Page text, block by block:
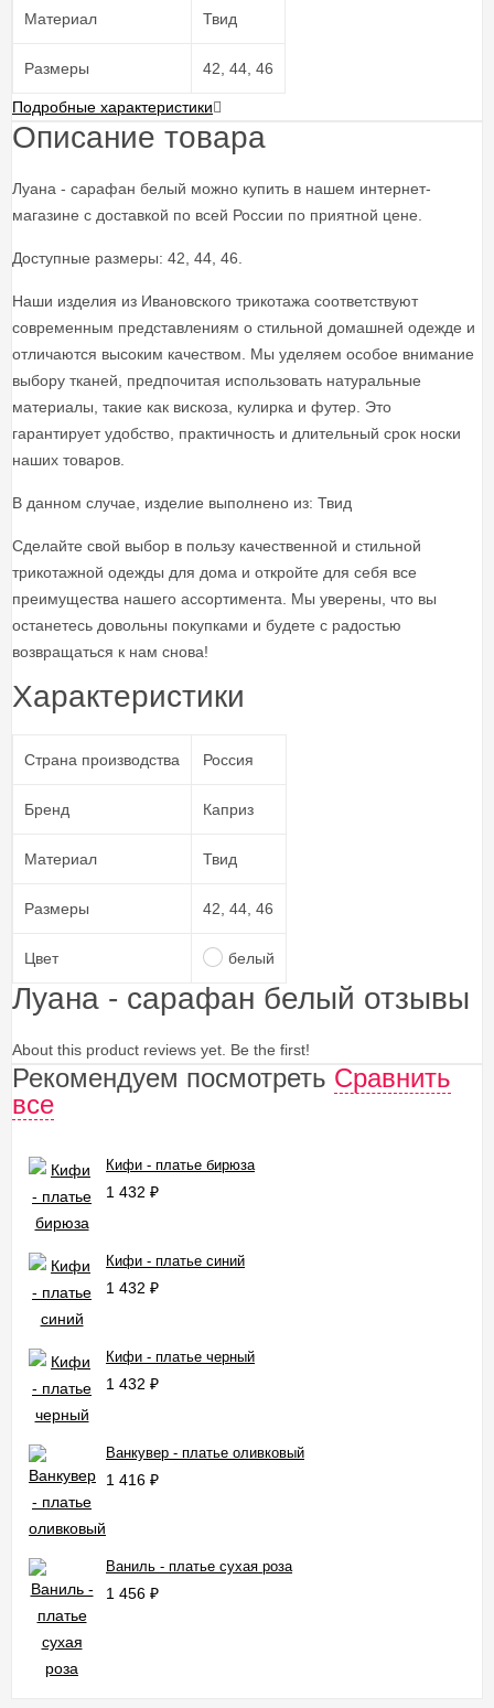
Материал Твид
Размеры 42, 44, 46
Подробные характеристики
Описание товара
Луана - сарафан белый можно купить в нашем интернет-
магазине с доставкой по всей России по приятной цене.
Доступные размеры: 42, 44, 46.
Наши изделия из Ивановского трикотажа соответствуют
современным представлениям о стильной домашней одежде и
отличаются высоким качеством. Мы уделяем особое внимание
выбору тканей, предпочитая использовать натуральные
материалы, такие как вискоза, кулирка и футер. Это
гарантирует удобство, практичность и длительный срок носки
наших товаров.
В данном случае, изделие выполнено из: Твид
Сделайте свой выбор в пользу качественной и стильной
трикотажной одежды для дома и откройте для себя все
преимущества нашего ассортимента. Мы уверены, что вы
останетесь довольны покупками и будете с радостью
возвращаться к нам снова!
Характеристики
Страна производства Россия
Бренд Каприз
Материал Твид
Размеры 42, 44, 46
Цвет белый
Луана - сарафан белый отзывы
About this product reviews yet. Be the first!
Рекомендуем посмотреть Сравнить
все
Кифи - платье бирюза
1 432 ₽
Кифи - платье синий
1 432 ₽
Кифи - платье черный
1 432 ₽
Ванкувер - платье оливковый
1 416 ₽
Ваниль - платье сухая роза
1 456 ₽